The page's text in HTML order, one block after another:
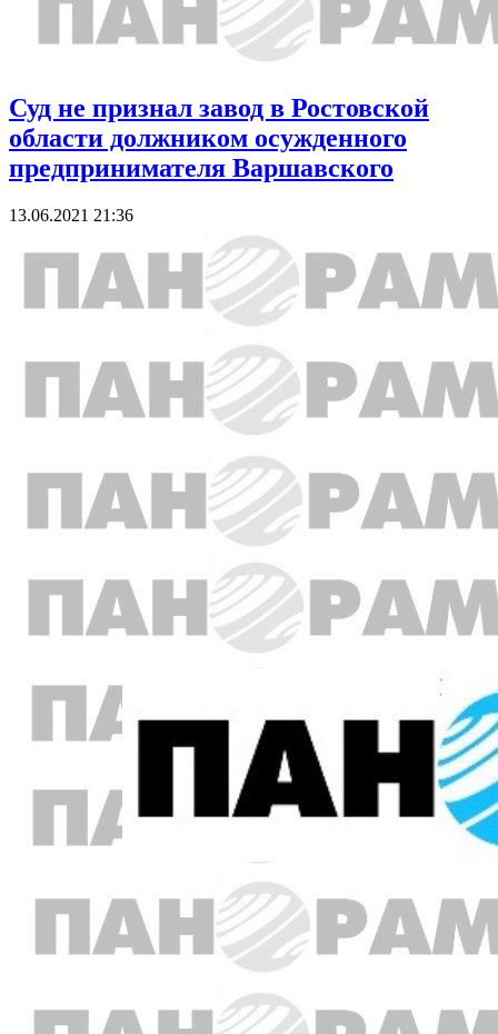
Суд не признал завод в Ростовской
области должником осужденного
предпринимателя Варшавского
13.06.2021 21:36